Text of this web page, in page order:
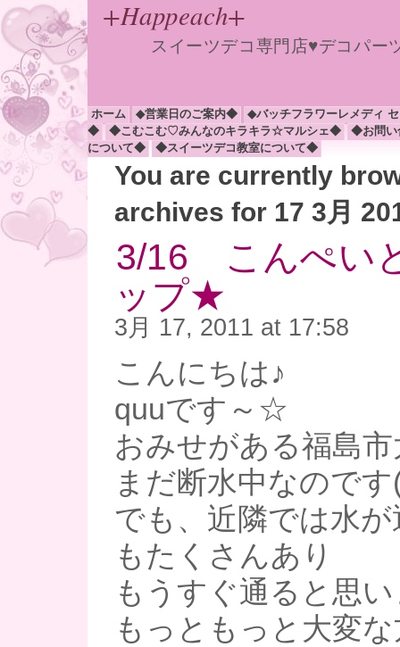
+Happeach+
スイーツデコ専門店♥デコパ
ホーム ◆営業日のご案内◆
◆バッチフラワーレメディ
◆
◆こむこむ♡みんなのキラキラ☆マルシェ◆
◆お問
について◆
◆スイーツデコ教室について◆
You are currently
archives for 17 3月
3/16 こんぺい
ップ★
3月 17, 2011 at 17:58
こんにちは♪
quuです～☆
おみせがある福島
まだ断水中なので
でも、近隣では水
もたくさんあり
もうすぐ通ると思
もっともっと大変